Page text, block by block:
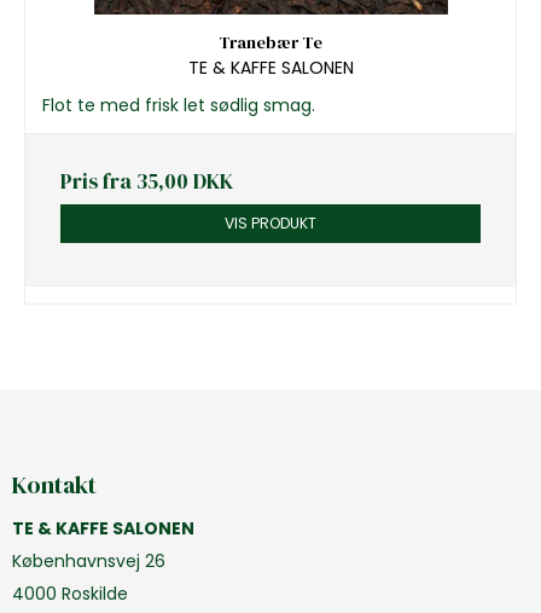
Tranebær Te
TE & KAFFE SALONEN
Flot te med frisk let sødlig smag.
Pris fra35,00 DKK
VIS PRODUKT
Kontakt
TE & KAFFE SALONEN
Københavnsvej 26
4000 Roskilde